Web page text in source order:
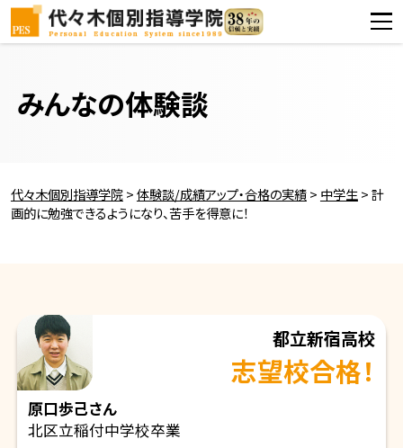
みんなの体験談
代々木個別指導学院>体験談/成績アップ・合格の実績> 中学生>計
画的に勉強できるようになり、苦手を得意に！
都立新宿高校
志望校合格！
原口歩己さん
北区立稲付中学校卒業